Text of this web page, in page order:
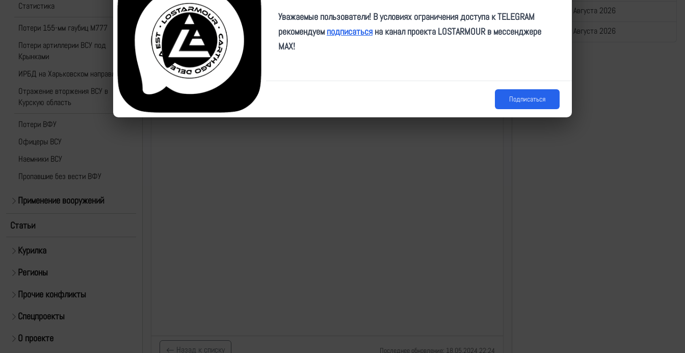
Статистика
Потери 155-мм гаубиц M777
Потери артиллерии ВСУ под
Крынками
ИРБД на Харьковском направлении
Отражение вторжения ВСУ в
Курскую область
Потери ВФУ
Офицеры ВСУ
Наемники ВСУ
Пропавшие без вести ВФУ
Применение вооружений
Статьи
Курилка
Регионы
Прочие конфликты
Спецпроекты
О проекте
Назад к списку Последнее обновление: 18.05.2024 22:24
Сводка за 02 Августа 2026
Сводка за 01 Августа 2026
Уважаемые пользователи! В условиях ограничения доступа к TELEGRAM
рекомендуем подписаться на канал проекта LOSTARMOUR в мессенджере
MAX!
Подписаться